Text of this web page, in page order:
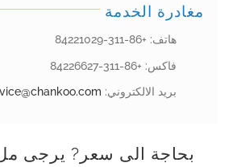
مغادرة الخدمة
هاتف: +86-311-84221029
فاكس: +86-311-84226627
بريد الالكتروني:
بحاجة الى سعر? يرجى